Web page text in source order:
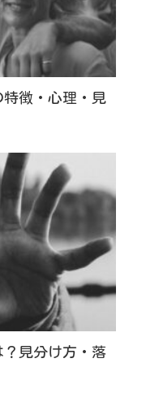
徴・心理・見
？見分け方・落